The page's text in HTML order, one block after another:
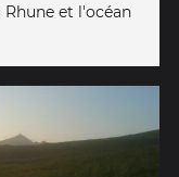
Rhune et l'océan